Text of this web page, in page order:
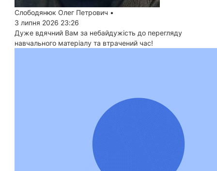
Слободянюк Олег Петрович •
3 липня 2026 23:26
Дуже вдячний Вам за небайдужість до перегляду
навчального матеріалу та втрачений час!